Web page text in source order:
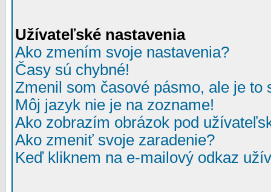
Užívateľské nastavenia
Ako zmením svoje nastavenia?
Časy sú chybné!
Zmenil som časové pásmo, ale je to
Môj jazyk nie je na zozname!
Ako zobrazím obrázok pod
Ako zmeniť svoje zaradenie?
Keď kliknem na e-mailový odkaz